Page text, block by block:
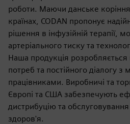
роботи. Маючи данське
країнах, CODAN пропонує
рішення в інфузійній терапії,
артеріального тиску та
Наша продукція розробляється
потреб та постійного діалогу
працівниками. Виробничі та
Європі та США забезпечують
дистрибуцію та
здоров'я.